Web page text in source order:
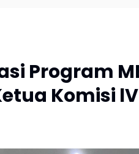
Program
Komisi lV